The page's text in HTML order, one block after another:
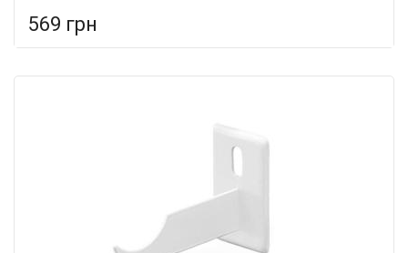
569 грн